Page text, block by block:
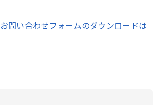
問い合わせフォームのダウンロードは